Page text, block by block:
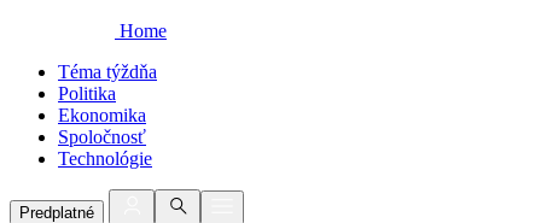
Home
Téma týždňa
Politika
Ekonomika
Spoločnosť
Technológie
Predplatné